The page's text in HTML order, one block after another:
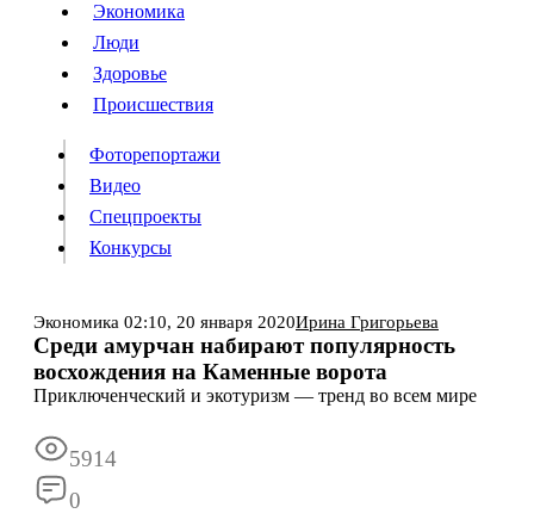
Власть
Происшествия
Видео
Конкурсы
ИнформацияПодпискаРекламаВсе новостиАрхив
Экономика
Люди
Здоровье
Происшествия
Фоторепортажи
Видео
Спецпроекты
Конкурсы
Экономика 02:10, 20 января 2020Ирина Григорьева
Среди амурчан набирают популярность
восхождения на Каменные ворота
Приключенческий и экотуризм — тренд во всем мире
5914
0